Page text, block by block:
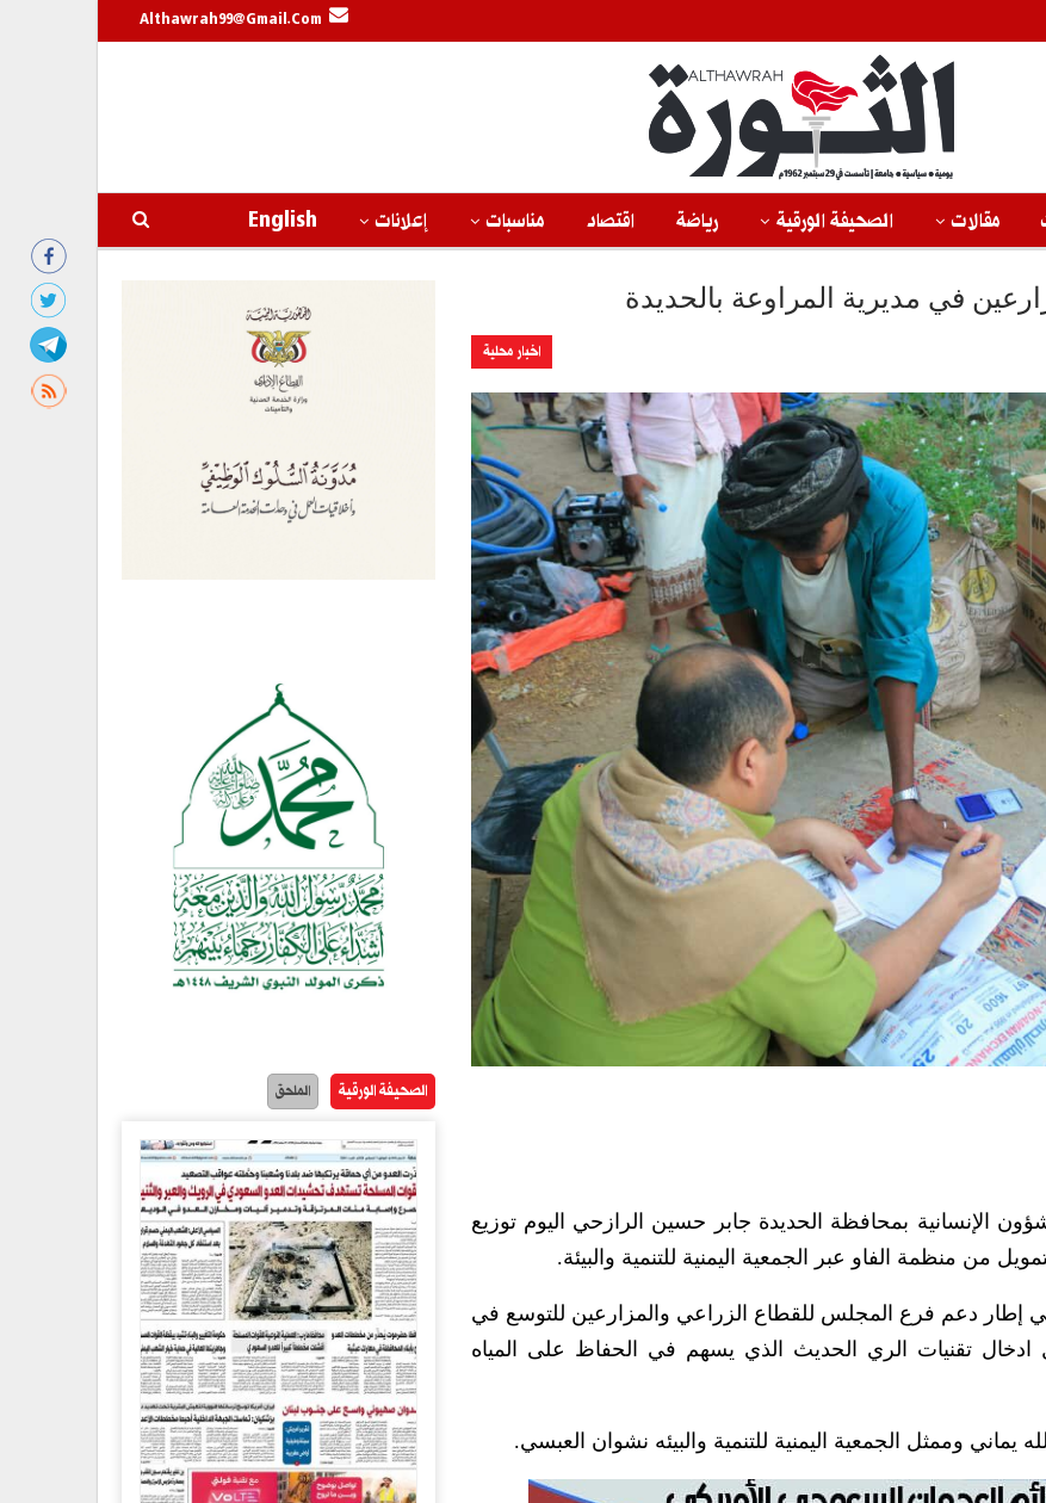
Althawrah99@gmail.com
مقالات الصحيفة الورقية رياضة اقتصاد مناسبات إعلانات English
في مديرية المراوعة بالحديدة
اخبار محلية
الإنسانية بمحافظة الحديدة جابر حسين الرازحي اليوم توزيع
من منظمة الفاو عبر الجمعية اليمنية للتنمية والبيئة.
إطار دعم فرع المجلس للقطاع الزراعي والمزارعين للتوسع في
ادخال تقنيات الري الحديث الذي يسهم في الحفاظ على المياه
وممثل الجمعية اليمنية للتنمية والبيئه نشوان العبسي.
الصحيفة الورقية الملحق